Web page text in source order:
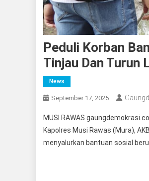
Peduli Korban
Tinjau Dan Turun
News
September 17, 2025
MUSI RAWAS
Kapolres Musi Rawas (Mura),
menyalurkan bantuan sosial